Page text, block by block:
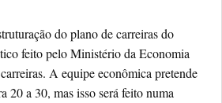
do plano de carreiras do
feito pelo Ministério da Economia
A equipe econômica pretende
20 a 30, mas isso será feito numa